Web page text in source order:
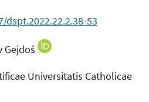
53
Gejdoš
Universitatis Catholicae